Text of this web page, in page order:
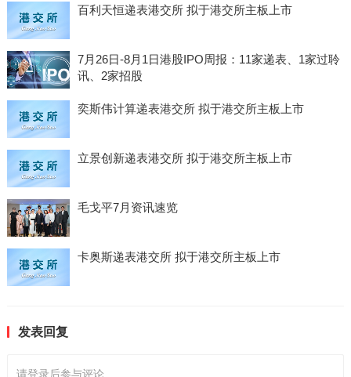
百利天恒递表港交所 拟于港交所主板上市
7月26日-8月1日港股IPO周报：11家递表、1家过聆
讯、2家招股
奕斯伟计算递表港交所 拟于港交所主板上市
立景创新递表港交所 拟于港交所主板上市
毛戈平7月资讯速览
卡奥斯递表港交所 拟于港交所主板上市
发表回复
请登录后参与评论...